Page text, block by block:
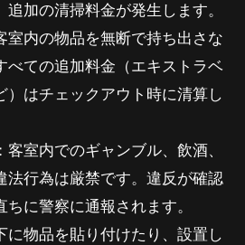
加の清掃料金が発生します。
室内の物品を無断で持ち出さな
べての追加料金（エキストラベ
）はチェックアウト時に清算し
室内でのギャンブル、飲酒、
法行為は厳禁です。違反が確認
ちに警察に通報されます。
に物品を貼り付けたり、設置し